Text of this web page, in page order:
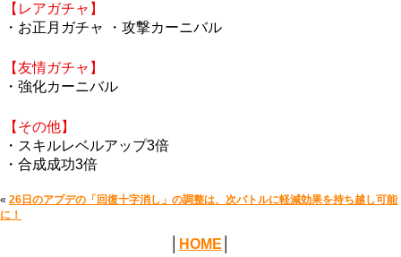
【レアガチャ】
・お正月ガチャ ・攻撃カーニバル
【友情ガチャ】
・強化カーニバル
【その他】
・スキルレベルアップ3倍
・合成成功3倍
« 26日のアプデの「回復十字消し」の調整は、次バトルに軽減効果を持ち越し可能
に！
HOME